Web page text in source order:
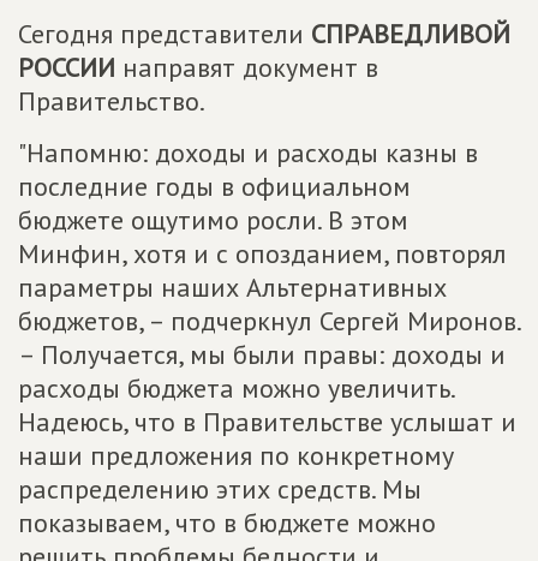
Сегодня представители СПРАВЕДЛИВОЙ
РОССИИ направят документ в
Правительство.
"Напомню: доходы и расходы казны в
последние годы в официальном
бюджете ощутимо росли. В этом
Минфин, хотя и с опозданием, повторял
параметры наших Альтернативных
бюджетов, – подчеркнул Сергей Миронов.
– Получается, мы были правы: доходы и
расходы бюджета можно увеличить.
Надеюсь, что в Правительстве услышат и
наши предложения по конкретному
распределению этих средств. Мы
показываем, что в бюджете можно